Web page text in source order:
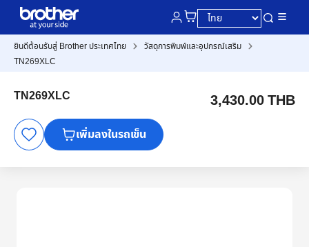
ยินดีต้อนรับสู่ Brother ประเทศไทย
วัสดุการพิมพ์และอุปกรณ์เสริม
TN269XLC
TN269XLC 3,430.00 THB
เพิ่มลงในรถเข็น